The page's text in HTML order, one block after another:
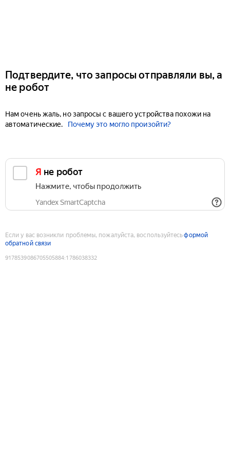
Подтвердите, что запросы отправляли вы, а
не робот
Нам очень жаль, но запросы с вашего устройства похожи на
автоматические.
Почему это могло произойти?
Я не робот
Нажмите, чтобы продолжить
Yandex SmartCaptcha
Если у вас возникли проблемы, пожалуйста, воспользуйтесьформой
обратной связи
9178539086705505884:1786038332